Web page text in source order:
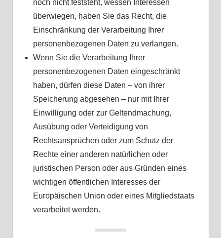
noch nicht feststeht, wessen Interessen
überwiegen, haben Sie das Recht, die
Einschränkung der Verarbeitung Ihrer
personenbezogenen Daten zu verlangen.
Wenn Sie die Verarbeitung Ihrer
personenbezogenen Daten eingeschränkt
haben, dürfen diese Daten – von ihrer
Speicherung abgesehen – nur mit Ihrer
Einwilligung oder zur Geltendmachung,
Ausübung oder Verteidigung von
Rechtsansprüchen oder zum Schutz der
Rechte einer anderen natürlichen oder
juristischen Person oder aus Gründen eines
wichtigen öffentlichen Interesses der
Europäischen Union oder eines Mitgliedstaats
verarbeitet werden.